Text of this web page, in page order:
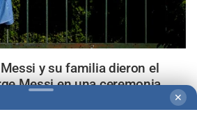
y su familia dieron el
Messi en una ceremonia
✕